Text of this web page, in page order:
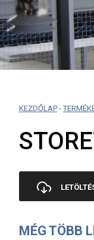
KEZDŐLAP -
MÉG TÖBB